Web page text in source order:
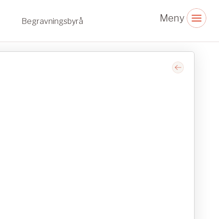
Begravningsbyrå